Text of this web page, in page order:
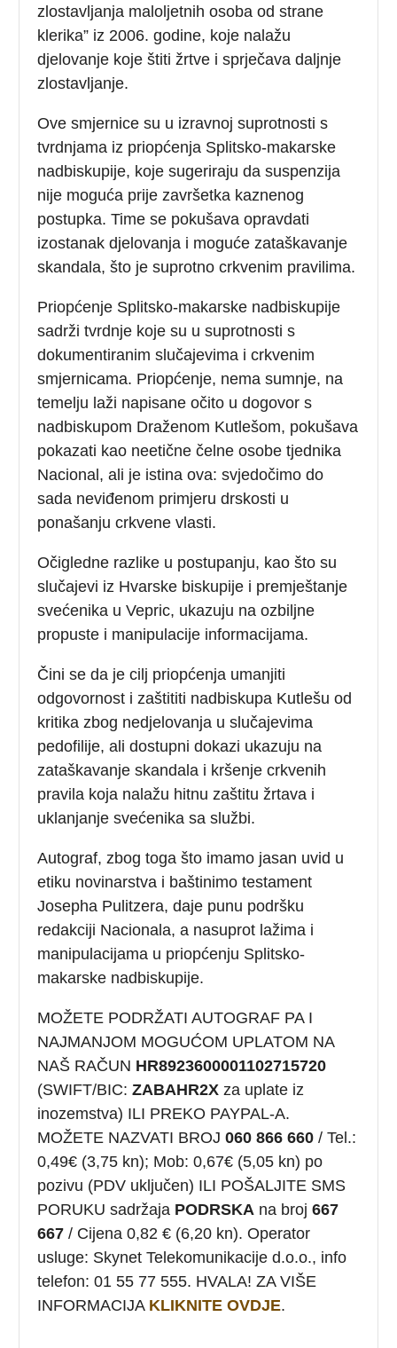
zlostavljanja maloljetnih osoba od strane
klerika” iz 2006. godine, koje nalažu
djelovanje koje štiti žrtve i sprječava daljnje
zlostavljanje.
Ove smjernice su u izravnoj suprotnosti s
tvrdnjama iz priopćenja Splitsko-makarske
nadbiskupije, koje sugeriraju da suspenzija
nije moguća prije završetka kaznenog
postupka. Time se pokušava opravdati
izostanak djelovanja i moguće zataškavanje
skandala, što je suprotno crkvenim pravilima.
Priopćenje Splitsko-makarske nadbiskupije
sadrži tvrdnje koje su u suprotnosti s
dokumentiranim slučajevima i crkvenim
smjernicama. Priopćenje, nema sumnje, na
temelju laži napisane očito u dogovor s
nadbiskupom Draženom Kutlešom, pokušava
pokazati kao neetične čelne osobe tjednika
Nacional, ali je istina ova: svjedočimo do
sada neviđenom primjeru drskosti u
ponašanju crkvene vlasti.
Očigledne razlike u postupanju, kao što su
slučajevi iz Hvarske biskupije i premještanje
svećenika u Vepric, ukazuju na ozbiljne
propuste i manipulacije informacijama.
Čini se da je cilj priopćenja umanjiti
odgovornost i zaštititi nadbiskupa Kutlešu od
kritika zbog nedjelovanja u slučajevima
pedofilije, ali dostupni dokazi ukazuju na
zataškavanje skandala i kršenje crkvenih
pravila koja nalažu hitnu zaštitu žrtava i
uklanjanje svećenika sa službi.
Autograf, zbog toga što imamo jasan uvid u
etiku novinarstva i baštinimo testament
Josepha Pulitzera, daje punu podršku
redakciji Nacionala, a nasuprot lažima i
manipulacijama u priopćenju Splitsko-
makarske nadbiskupije.
MOŽETE PODRŽATI AUTOGRAF PA I
NAJMANJOM MOGUĆOM UPLATOM NA
NAŠ RAČUN HR8923600001102715720
(SWIFT/BIC: ZABAHR2X za uplate iz
inozemstva) ILI PREKO PAYPAL-A.
MOŽETE NAZVATI BROJ060 866 660 / Tel.:
0,49€ (3,75 kn); Mob: 0,67€ (5,05 kn) po
pozivu (PDV uključen) ILI POŠALJITE SMS
PORUKU sadržaja PODRSKA na broj667
667 / Cijena 0,82 € (6,20 kn). Operator
usluge: Skynet Telekomunikacije d.o.o., info
telefon: 01 55 77 555. HVALA! ZA VIŠE
INFORMACIJA KLIKNITE OVDJE.